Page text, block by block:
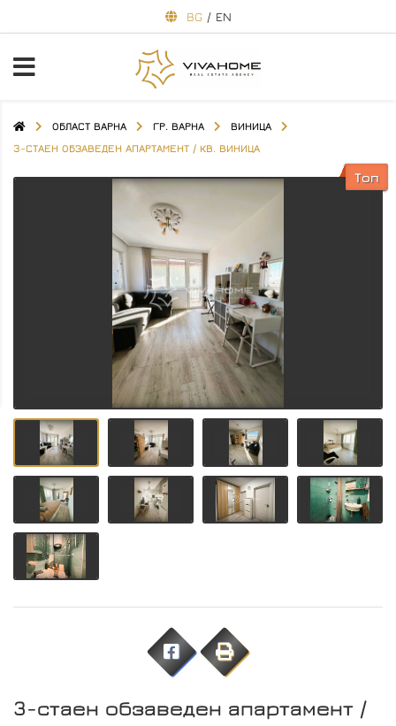
BG / EN
ОБЛАСТ ВАРНА ГР. ВАРНА
ВИНИЦА
3-СТАЕН ОБЗАВЕДЕН АПАРТАМЕНТ / КВ. ВИНИЦА
Топ
3-стаен обзаведен апартамент /